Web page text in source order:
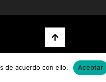
de acuerdo con ello. Aceptar